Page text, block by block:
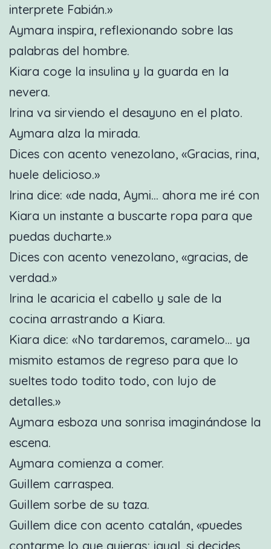
interprete Fabián.»
Aymara inspira, reflexionando sobre las
palabras del hombre.
Kiara coge la insulina y la guarda en la
nevera.
Irina va sirviendo el desayuno en el plato.
Aymara alza la mirada.
Dices con acento venezolano, «Gracias, rina,
huele delicioso.»
Irina dice: «de nada, Aymi… ahora me iré con
Kiara un instante a buscarte ropa para que
puedas ducharte.»
Dices con acento venezolano, «gracias, de
verdad.»
Irina le acaricia el cabello y sale de la
cocina arrastrando a Kiara.
Kiara dice: «No tardaremos, caramelo… ya
mismito estamos de regreso para que lo
sueltes todo todito todo, con lujo de
detalles.»
Aymara esboza una sonrisa imaginándose la
escena.
Aymara comienza a comer.
Guillem carraspea.
Guillem sorbe de su taza.
Guillem dice con acento catalán, «puedes
contarme lo que quieras; igual, si decides